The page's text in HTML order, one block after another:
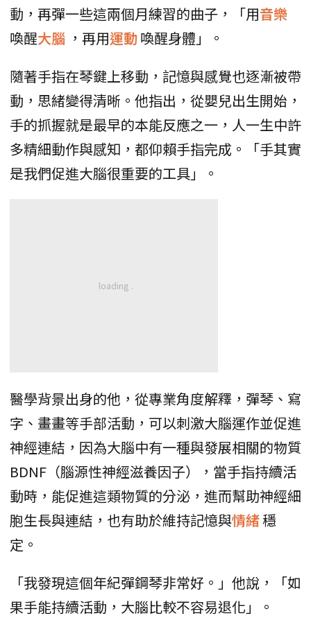
動，再彈一些這兩個月練習的曲子，「用音樂
喚醒大腦 ，再用運動 喚醒身體」。
隨著手指在琴鍵上移動，記憶與感覺也逐漸被帶
動，思緒變得清晰。他指出，從嬰兒出生開始，
手的抓握就是最早的本能反應之一，人一生中許
多精細動作與感知，都仰賴手指完成。「手其實
是我們促進大腦很重要的工具」。
醫學背景出身的他，從專業角度解釋，彈琴、寫
字、畫畫等手部活動，可以刺激大腦運作並促進
神經連結，因為大腦中有一種與發展相關的物質
BDNF（腦源性神經滋養因子），當手指持續活
動時，能促進這類物質的分泌，進而幫助神經細
胞生長與連結，也有助於維持記憶與情緒穩
定。
「我發現這個年紀彈鋼琴非常好。」他說，「如
果手能持續活動，大腦比較不容易退化」。